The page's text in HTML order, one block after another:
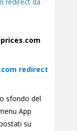
redirect
sfondo del
App
su